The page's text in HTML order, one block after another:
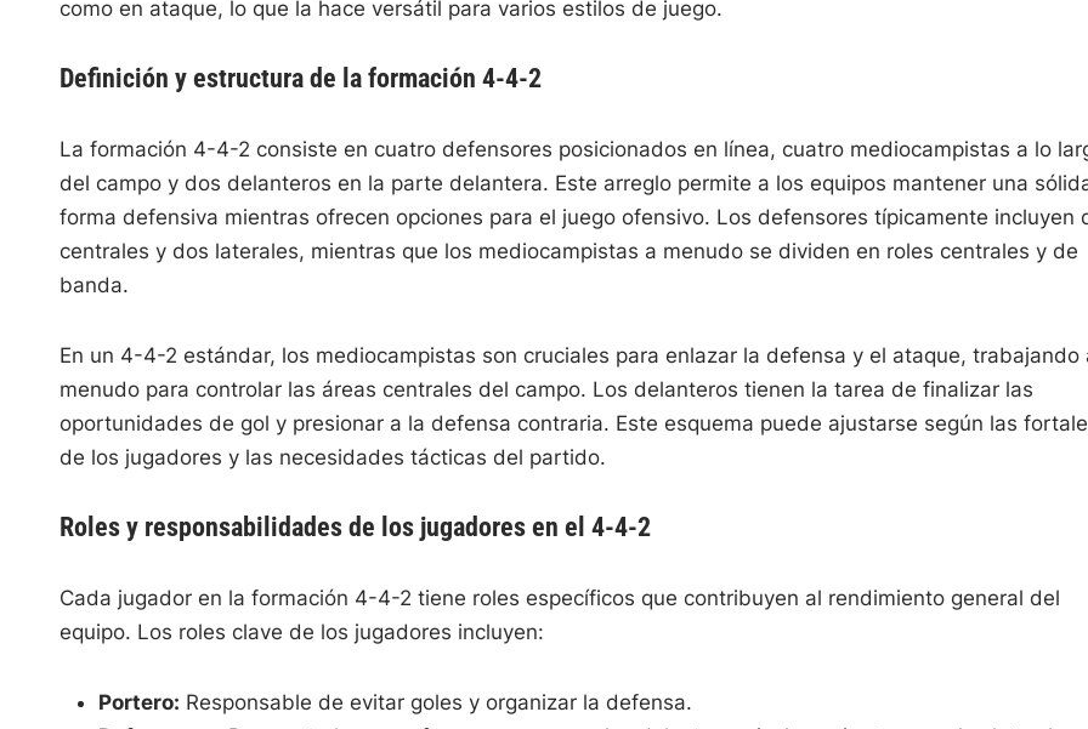
como en ataque, lo que la hace versátil para varios estilos de juego.
Definición y estructura de la formación 4-4-2
La formación 4-4-2 consiste en cuatro defensores posicionados en línea, cuatro mediocampistas a lo
del campo y dos delanteros en la parte delantera. Este arreglo permite a los equipos mantener una
forma defensiva mientras ofrecen opciones para el juego ofensivo. Los defensores típicamente incluyen
centrales y dos laterales, mientras que los mediocampistas a menudo se dividen en roles centrales y de
banda.
En un 4-4-2 estándar, los mediocampistas son cruciales para enlazar la defensa y el ataque, trabajando
menudo para controlar las áreas centrales del campo. Los delanteros tienen la tarea de finalizar las
oportunidades de gol y presionar a la defensa contraria. Este esquema puede ajustarse según las
de los jugadores y las necesidades tácticas del partido.
Roles y responsabilidades de los jugadores en el 4-4-2
Cada jugador en la formación 4-4-2 tiene roles específicos que contribuyen al rendimiento general del
equipo. Los roles clave de los jugadores incluyen:
Portero: Responsable de evitar goles y organizar la defensa.